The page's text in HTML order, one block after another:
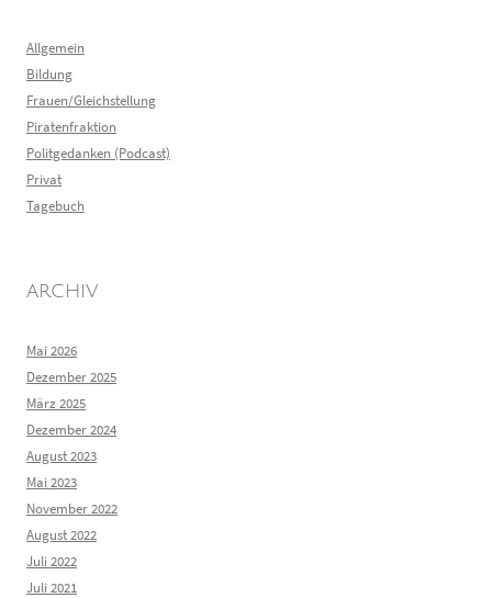
Allgemein
Bildung
Frauen/Gleichstellung
Piratenfraktion
Politgedanken (Podcast)
Privat
Tagebuch
ARCHIV
Mai 2026
Dezember 2025
März 2025
Dezember 2024
August 2023
Mai 2023
November 2022
August 2022
Juli 2022
Juli 2021